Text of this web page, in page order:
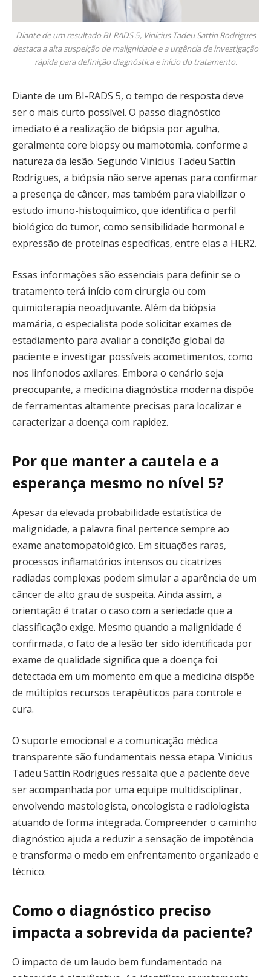
Diante de um resultado BI-RADS 5, Vinicius Tadeu Sattin Rodrigues
destaca a alta suspeição de malignidade e a urgência de investigação
rápida para definição diagnóstica e início do tratamento.
Diante de um BI-RADS 5, o tempo de resposta deve
ser o mais curto possível. O passo diagnóstico
imediato é a realização de biópsia por agulha,
geralmente core biopsy ou mamotomia, conforme a
natureza da lesão. Segundo Vinicius Tadeu Sattin
Rodrigues, a biópsia não serve apenas para confirmar
a presença de câncer, mas também para viabilizar o
estudo imuno-histoquímico, que identifica o perfil
biológico do tumor, como sensibilidade hormonal e
expressão de proteínas específicas, entre elas a HER2.
Essas informações são essenciais para definir se o
tratamento terá início com cirurgia ou com
quimioterapia neoadjuvante. Além da biópsia
mamária, o especialista pode solicitar exames de
estadiamento para avaliar a condição global da
paciente e investigar possíveis acometimentos, como
nos linfonodos axilares. Embora o cenário seja
preocupante, a medicina diagnóstica moderna dispõe
de ferramentas altamente precisas para localizar e
caracterizar a doença com rapidez.
Por que manter a cautela e a
esperança mesmo no nível 5?
Apesar da elevada probabilidade estatística de
malignidade, a palavra final pertence sempre ao
exame anatomopatológico. Em situações raras,
processos inflamatórios intensos ou cicatrizes
radiadas complexas podem simular a aparência de um
câncer de alto grau de suspeita. Ainda assim, a
orientação é tratar o caso com a seriedade que a
classificação exige. Mesmo quando a malignidade é
confirmada, o fato de a lesão ter sido identificada por
exame de qualidade significa que a doença foi
detectada em um momento em que a medicina dispõe
de múltiplos recursos terapêuticos para controle e
cura.
O suporte emocional e a comunicação médica
transparente são fundamentais nessa etapa. Vinicius
Tadeu Sattin Rodrigues ressalta que a paciente deve
ser acompanhada por uma equipe multidisciplinar,
envolvendo mastologista, oncologista e radiologista
atuando de forma integrada. Compreender o caminho
diagnóstico ajuda a reduzir a sensação de impotência
e transforma o medo em enfrentamento organizado e
técnico.
Como o diagnóstico preciso
impacta a sobrevida da paciente?
O impacto de um laudo bem fundamentado na